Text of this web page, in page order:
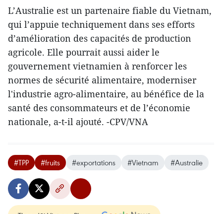
L’Australie est un partenaire fiable du Vietnam,
qui l’appuie techniquement dans ses efforts
d’amélioration des capacités de production
agricole. Elle pourrait aussi aider le
gouvernement vietnamien à renforcer les
normes de sécurité alimentaire, moderniser
l'industrie agro-alimentaire, au bénéfice de la
santé des consommateurs et de l’économie
nationale, a-t-il ajouté. -CPV/VNA
#TPP #fruits #exportations #Vietnam #Australie